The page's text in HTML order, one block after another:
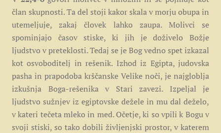
član skupnosti. Ta del stoji kakor skala v morju obupa in
utemeljuje, zakaj človek lahko zaupa. Molivci se
spominjajo časov stiske, ki jih je doživelo Božje
ljudstvo v preteklosti. Tedaj se je Bog vedno spet izkazal
kot osvoboditelj in rešenik. Izhod iz Egipta, judovska
pasha in prapodoba krščanske Velike noči, je najgloblja
izkušnja Boga-rešenika v Stari zavezi. Izpeljal je
ljudstvo sužnjev iz egiptovske dežele in mu dal deželo,
v kateri tečeta mleko in med. Očetje, ki so vpili k Bogu v
svoji stiski, so tako dobili življenjski prostor, v katerem